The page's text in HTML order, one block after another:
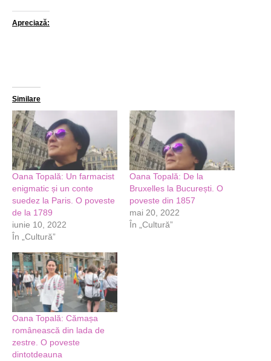
Apreciază:
Similare
Oana Topală: Un farmacist
enigmatic și un conte
suedez la Paris. O poveste
de la 1789
iunie 10, 2022
În „Cultură”
Oana Topală: De la
Bruxelles la București. O
poveste din 1857
mai 20, 2022
În „Cultură”
Oana Topală: Cămașa
românească din lada de
zestre. O poveste
dintotdeauna